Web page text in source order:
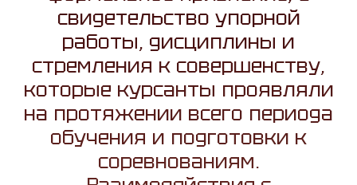
свидетельство упорной
работы, дисциплины и
стремления к совершенству,
которые курсанты проявляли
на протяжении всего периода
обучения и подготовки к
соревнованиям.